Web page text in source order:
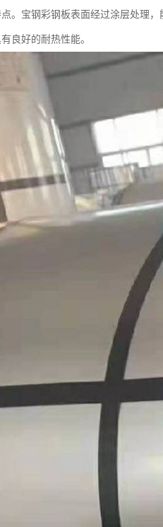
。宝钢彩钢板表面经过涂层处理
良好的耐热性能。